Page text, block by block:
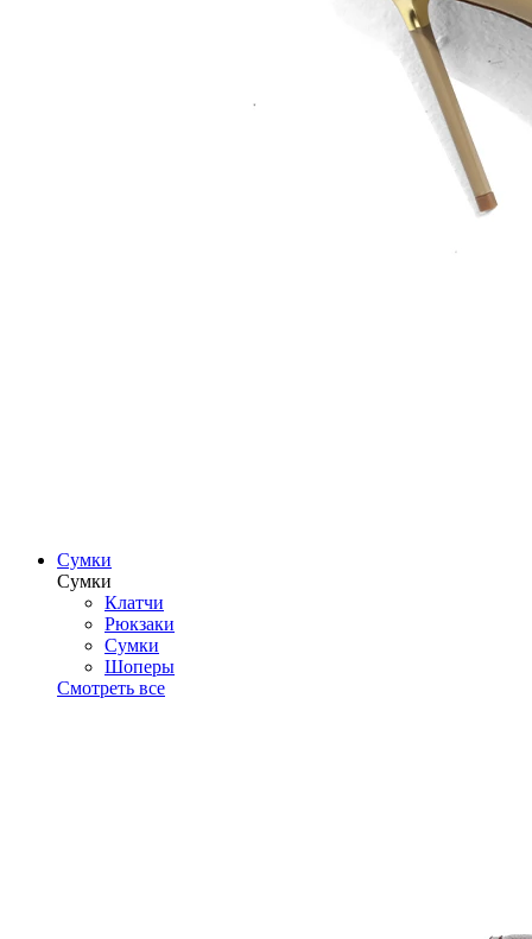
Сумки
Сумки
Клатчи
Рюкзаки
Сумки
Шоперы
Смотреть все